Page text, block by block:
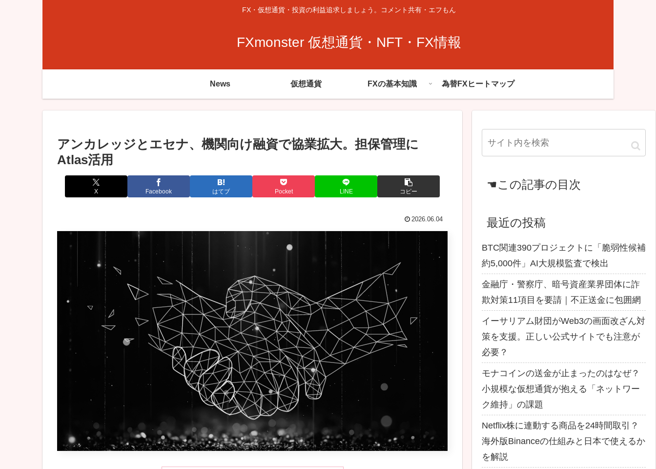
FX・仮想通貨・投資の利益追求しましょう。コメント共有・エフもん
FXmonster 仮想通貨・NFT・FX情報
News 仮想通貨 FXの基本知識 為替FXヒートマップ
アンカレッジとエセナ、機関向け融資で協業拡大。担保管理に
Atlas活用
X Facebook はてブ Pocket LINE コピー
2026.06.04
☚この記事の目次
最近の投稿
BTC関連390プロジェクトに「脆弱性候補
約5,000件」AI大規模監査で検出
金融庁・警察庁、暗号資産業界団体に詐
欺対策11項目を要請｜不正送金に包囲網
イーサリアム財団がWeb3の画面改ざん対
策を支援。正しい公式サイトでも注意が
必要？
モナコインの送金が止まったのはなぜ？
小規模な仮想通貨が抱える「ネットワー
ク維持」の課題
Netflix株に連動する商品を24時間取引？
海外版Binanceの仕組みと日本で使えるか
を解説